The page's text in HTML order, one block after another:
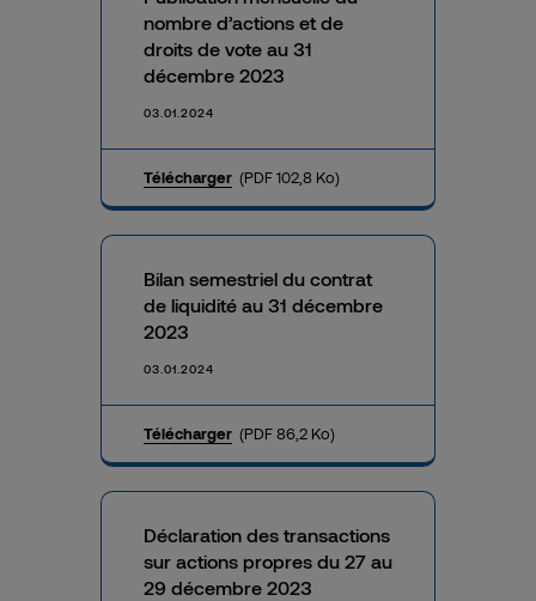
nombre d’actions et de
droits de vote au 31
décembre 2023
03.01.2024
Télécharger (PDF 102,8 Ko)
Bilan semestriel du contrat
de liquidité au 31 décembre
2023
03.01.2024
Télécharger (PDF 86,2 Ko)
Déclaration des transactions
sur actions propres du 27 au
29 décembre 2023